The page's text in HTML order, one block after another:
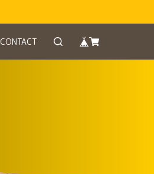
CONTACT